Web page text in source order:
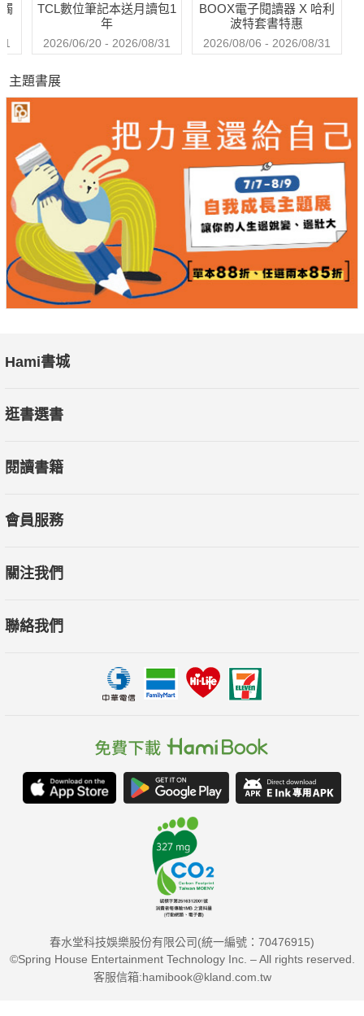
2. 建立具體的目標
4. 付出不亞於任何人的努力
5. 追求銷售最大化、經費最小化
6. 定價即經營
7. 經營取決於堅強的意志
8. 燃燒的鬥魂
9. 拿出勇氣做事
10. 不斷從事創造性工作
11. 以體貼之心真誠待人
12. 始終保持開朗樂觀的態度
經營者該如何思考，如何行動？
掌握12條經營要義，領導者在動盪時刻也能堅定信念，持續前
TCL數位筆記本送月讀包1
年
2026/06/20 - 2026/08/31
BOOX電子閱讀器 X 哈利
波特套書特惠
2026/08/06 - 2026/08/31
主題書展
Hami書城
逛書選書
閱讀書籍
會員服務
關注我們
聯絡我們
春水堂科技娛樂股份有限公司(統一編號：70476915)
©Spring House Entertainment Technology Inc. – All rights reserved.
客服信箱:hamibook@kland.com.tw